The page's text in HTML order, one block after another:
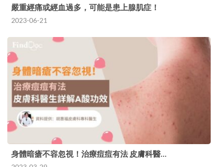
嚴重經痛或經血過多，可能是患上腺肌症！
2023-06-21
身體暗瘡不容忽視！治療痘痘有法 皮膚科醫…